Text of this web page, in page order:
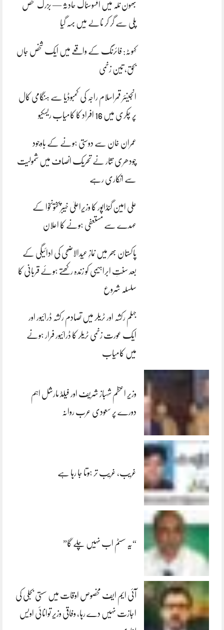
بھون نلہ میں افسوسناک حادثہ — بزرگ شخص
پلی سے گر کر نالے میں بہہ گیا
کہوٹہ: فائرنگ کے واقعے میں ایک شخص جاں
بحق، تین زخمی
انجینئر قمراسلام راجہ کی کمبوڈیا سے ہنگامی کال
پر چکری میں 16 افراد کا کامیاب ریسکیو
عمران خان سے دوستی ہونے کے باوجود
چودھری نثار نے تحریک انصاف میں شمولیت
سے انکاری رہے
علی امین گنڈاپور کا وزیراعلیٰ خیبرپختونخوا کے
عہدے سے مستعفی ہونے کا اعلان
پاکستان بھر میں نمازِ عیدالاضحی کی ادائیگی کے
بعد سنتِ ابراہیمی کو زندہ رکھتے ہوئے قربانی کا
سلسلہ شروع
جہلم رکشہ اور ٹریلر میں تصادم رکشہ ڈرائیور اور
ایک عورت زخمی ٹریلر کا ڈرائیور فرار ہونے
میں کامیاب
وزیر اعظم شہباز شریف اور فیلڈ مارشل اہم
دورے پر سعودی عرب روانہ
غریب، غریب تر ہوتا جا رہا ہے
“یہ سسٹم اب نہیں چلے گا”
آئی ایم ایف مخصوص اوقات میں سستی بجلی کی
اجازت نہیں دے رہا، وفاقی وزیر توانائی اویس